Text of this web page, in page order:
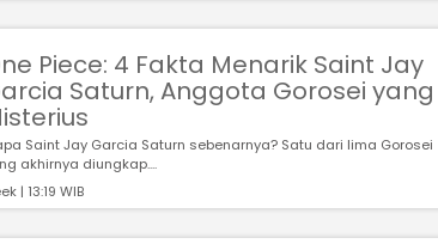
Piece: 4 Fakta Menarik Saint Jay
Saturn, Anggota Gorosei yang
Saint Jay Garcia Saturn sebenarnya? Satu dari lima Gorosei
akhirnya diungkap....
| 13:19 WIB